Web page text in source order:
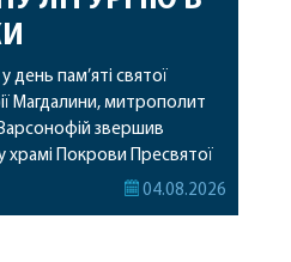
день пам’яті святої
Магдалини, митрополит
звершив
храмі Покрови Пресвятої
Барського благочиння.
04.08.2026